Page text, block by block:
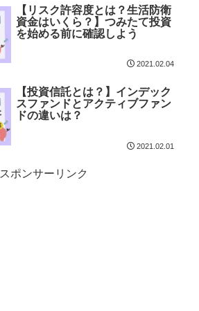
【リスク許容度とは？生活防衛
資金はいくら？】つみたて投資
を始める前に確認しよう
2021.02.04
【投資信託とは？】インデック
スファンドとアクティブファン
ドの違いは？
2021.02.01
スポンサーリンク